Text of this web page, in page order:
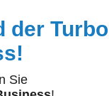
der Turbo
Sie